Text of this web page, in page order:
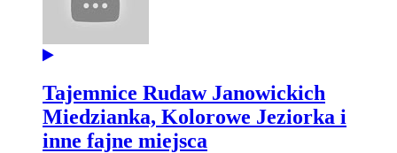
Tajemnice Rudaw Janowickich
Miedzianka, Kolorowe Jeziorka i
inne fajne miejsca